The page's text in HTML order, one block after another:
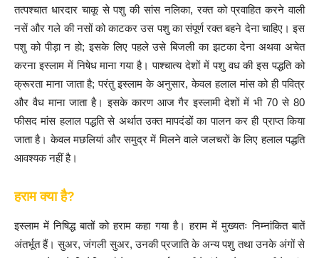
तत्पश्चात धारदार चाकू से पशु की सांस नलिका, रक्त को प्रवाहित करने वाली
नसें और गले की नसों को काटकर उस पशु का संपूर्ण रक्त बहने देना चाहिए। इस
पशु को पीड़ा न हो; इसके लिए पहले उसे बिजली का झटका देना अथवा अचेत
करना इस्लाम में निषेध माना गया है। पाश्चात्य देशों में पशु वध की इस पद्धति को
क्रूरता माना जाता है; परंतु इस्लाम के अनुसार, केवल हलाल मांस को ही पवित्र
और वैध माना जाता है। इसके कारण आज गैर इस्लामी देशों में भी 70 से 80
फीसद मांस हलाल पद्धति से अर्थात उक्त मापदंडों का पालन कर ही प्राप्त किया
जाता है। केवल मछलियां और समुद्र में मिलने वाले जलचरों के लिए हलाल पद्धति
आवश्यक नहीं है।
हराम क्या है?
इस्लाम में निषिद्ध बातों को हराम कहा गया है। हराम में मुख्यतः निम्नांकित बातें
अंतर्भूत हैं। सुअर, जंगली सुअर, उनकी प्रजाति के अन्य पशु तथा उनके अंगों से